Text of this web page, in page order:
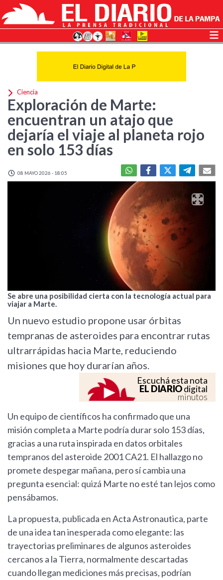
Ciencia
Exploración de Marte:
encuentran un atajo que
dejaría el viaje al planeta rojo
en solo 153 días
08 MAYO 2026 - 18:05
Se abre una posibilidad cierta con la tecnología actual para
viajar a Marte.
Un nuevo estudio propone usar órbitas
tempranas de asteroides para encontrar rutas
ultrarrápidas hacia Marte, reduciendo
misiones que hoy durarían años.
Escuchá esta nota
EL DIARIOdigital
minutos
Un equipo de científicos ha confirmado que una
misión completa a Marte podría durar solo 153 días,
gracias a una ruta inspirada en datos orbitales
tempranos del asteroide 2001 CA21. El hallazgo no
promete despegar mañana, pero sí cambia una
pregunta esencial: quizá Marte no esté tan lejos como
pensábamos.
La propuesta, publicada en Acta Astronautica, parte
de una idea tan inesperada como elegante: las
trayectorias preliminares de algunos asteroides
cercanos a la Tierra, normalmente descartadas
cuando llegan mediciones más precisas, podrían